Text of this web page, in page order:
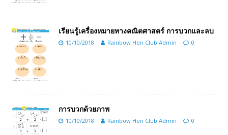
เรียนรู้เครื่องหมายทางคณิตศาสตร์ การบวกและลบ
10/10/2018 Rainbow Hen Club Admin 0
การบวกด้วยภาพ
10/10/2018 Rainbow Hen Club Admin 0